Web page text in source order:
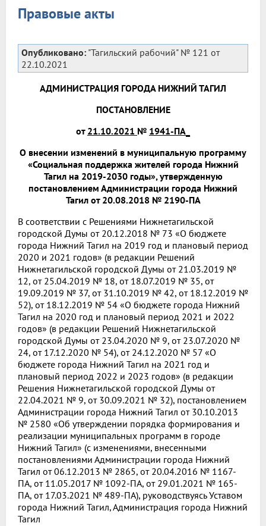
Правовые акты
Опубликовано: "Тагильский рабочий" № 121 от
22.10.2021
АДМИНИСТРАЦИЯ ГОРОДА НИЖНИЙ ТАГИЛ
ПОСТАНОВЛЕНИЕ
от 21.10.2021 № 1941-ПА_
О внесении изменений в муниципальную программу
«Социальная поддержка жителей города Нижний
Тагил на 2019-2030 годы», утвержденную
постановлением Администрации города Нижний
Тагил от 20.08.2018 № 2190-ПА
В соответствии с Решениями Нижнетагильской
городской Думы от 20.12.2018 № 73 «О бюджете
города Нижний Тагил на 2019 год и плановый период
2020 и 2021 годов» (в редакции Решений
Нижнетагильской городской Думы от 21.03.2019 №
12, от 25.04.2019 № 18, от 18.07.2019 № 35, от
19.09.2019 № 37, от 31.10.2019 № 42, от 18.12.2019 №
52), от 18.12.2019 № 54 «О бюджете города Нижний
Тагил на 2020 год и плановый период 2021 и 2022
годов» (в редакции Решений Нижнетагильской
городской Думы от 23.04.2020 № 9, от 23.07.2020 №
24, от 17.12.2020 № 54), от 24.12.2020 № 57 «О
бюджете города Нижний Тагил на 2021 год и
плановый период 2022 и 2023 годов» (в редакции
Решения Нижнетагильской городской Думы от
22.04.2021 № 9, от 30.09.2021 № 32), постановлением
Администрации города Нижний Тагил от 30.10.2013
№ 2580 «Об утверждении порядка формирования и
реализации муниципальных программ в городе
Нижний Тагил» (с изменениями, внесенными
постановлениями Администрации города Нижний
Тагил от 06.12.2013 № 2865, от 20.04.2016 № 1167-
ПА, от 11.05.2017 № 1092-ПА, от 29.01.2021 № 165-
ПА, от 17.03.2021 № 489-ПА), руководствуясь Уставом
города Нижний Тагил, Администрация города Нижний
Тагил